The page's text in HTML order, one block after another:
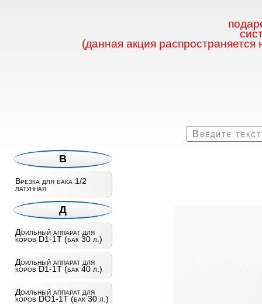
(данная акция
В
Врезка для бака 1/2
латунная
Д
Доильный аппарат для
коров D1-1T (бак 30 л.)
Доильный аппарат для
коров D1-1T (бак 40 л.)
Доильный аппарат для
коров DO1-1T (бак 30 л.)